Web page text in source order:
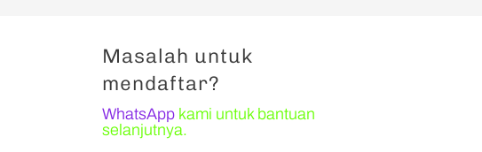
Masalah untuk
mendaftar?
WhatsApp kami untuk bantuan
selanjutnya.